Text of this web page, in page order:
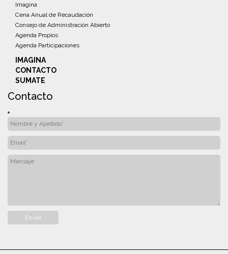
Imagina
Cena Anual de Recaudación
Consejo de Administración Abierto
Agenda Propios
Agenda Participaciones
IMAGINA
CONTACTO
SUMATE
Contacto